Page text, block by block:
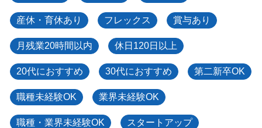
産休・育休あり フレックス 賞与あり
月残業20時間以内 休日120日以上
20代におすすめ 30代におすすめ 第二新卒OK
職種未経験OK 業界未経験OK
職種・業界未経験OK スタートアップ